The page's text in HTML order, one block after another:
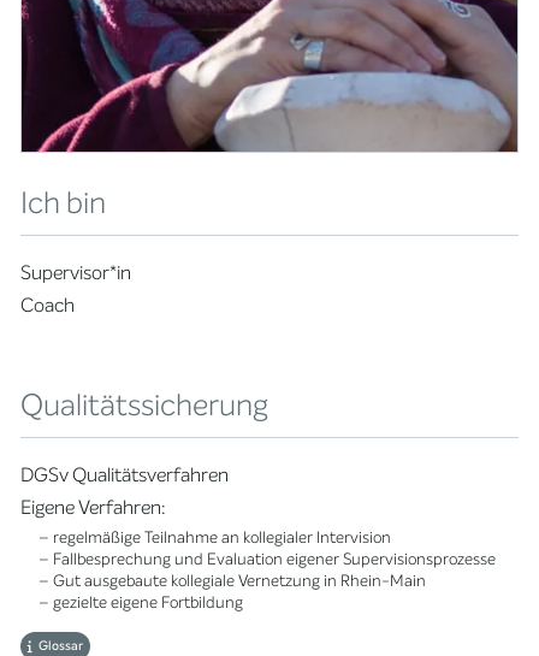
Ich bin
Supervisor*in
Coach
Qualitätssicherung
DGSv Qualitätsverfahren
Eigene Verfahren:
– regelmäßige Teilnahme an kollegialer Intervision
– Fallbesprechung und Evaluation eigener Supervisionsprozesse
– Gut ausgebaute kollegiale Vernetzung in Rhein-Main
– gezielte eigene Fortbildung
Glossar